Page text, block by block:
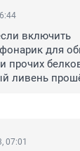
включить
для
прочих
ливень
07:01